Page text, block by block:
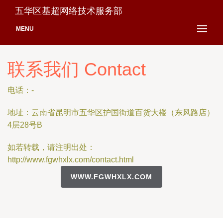
五华区基超网络技术服务部
MENU
联系我们 Contact
电话：-
地址：云南省昆明市五华区护国街道百货大楼（东风路店）
4层28号B
如若转载，请注明出处：
http://www.fgwhxlx.com/contact.html
WWW.FGWHXLX.COM